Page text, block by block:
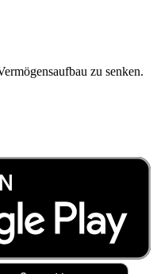
zu senken.